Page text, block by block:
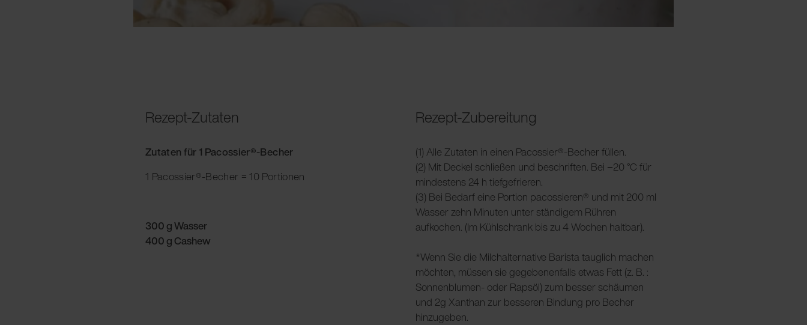
Rezept-Zutaten
Zutaten für 1 Pacossier®-Becher
1 Pacossier®-Becher = 10 Portionen
300 g Wasser
400 g Cashew
Rezept-Zubereitung
(1) Alle Zutaten in einen Pacossier®-Becher füllen.
(2) Mit Deckel schließen und beschriften. Bei −20 °C für
mindestens 24 h tiefgefrieren.
(3) Bei Bedarf eine Portion pacossieren® und mit 200 ml
Wasser zehn Minuten unter ständigem Rühren
aufkochen. (Im Kühlschrank bis zu 4 Wochen haltbar).
*Wenn Sie die Milchalternative Barista tauglich machen
möchten, müssen sie gegebenenfalls etwas Fett (z. B. :
Sonnenblumen- oder Rapsöl) zum besser schäumen
und 2g Xanthan zur besseren Bindung pro Becher
hinzugeben.